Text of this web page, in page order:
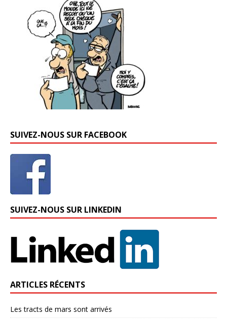
SUIVEZ-NOUS SUR FACEBOOK
SUIVEZ-NOUS SUR LINKEDIN
ARTICLES RÉCENTS
Les tracts de mars sont arrivés